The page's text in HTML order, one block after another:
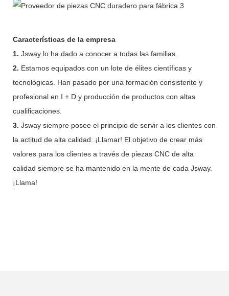
Características de la empresa
1. Jsway lo ha dado a conocer a todas las familias.
2. Estamos equipados con un lote de élites científicas y
tecnológicas. Han pasado por una formación consistente y
profesional en I + D y producción de productos con altas
cualificaciones.
3. Jsway siempre posee el principio de servir a los clientes con
la actitud de alta calidad. ¡Llamar! El objetivo de crear más
valores para los clientes a través de piezas CNC de alta
calidad siempre se ha mantenido en la mente de cada Jsway.
¡Llama!